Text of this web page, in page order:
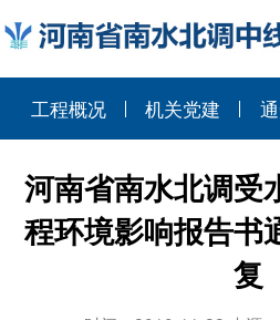
工程概况 机关党建
河南省南水北调受
程环境影响报告书
复